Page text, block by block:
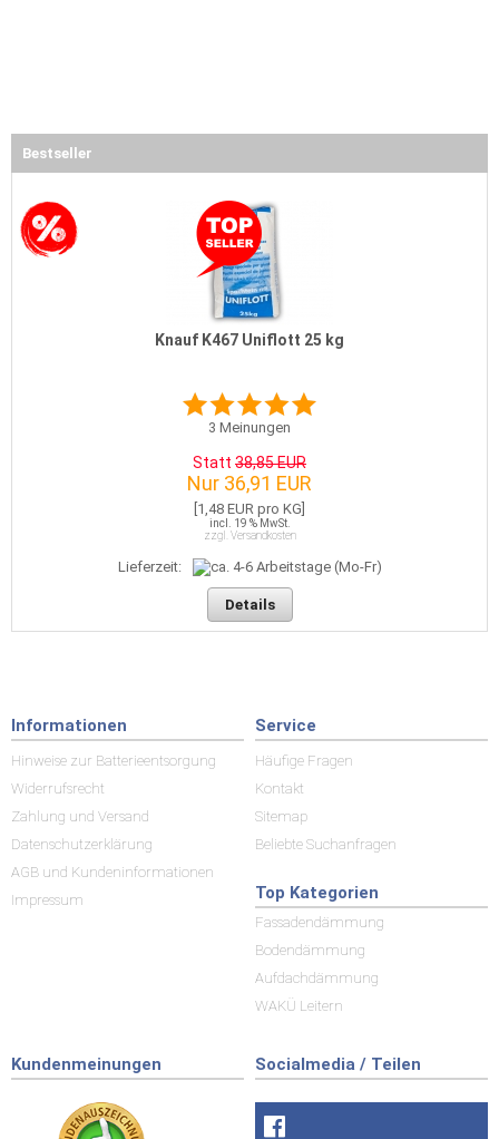
Bestseller
Knauf K467 Uniflott 25 kg
3 Meinungen
Statt 38,85 EUR
Nur 36,91 EUR
[1,48 EUR pro KG]
incl. 19 % MwSt.
zzgl. Versandkosten
Lieferzeit:
Details
Informationen
Hinweise zur Batterieentsorgung
Widerrufsrecht
Zahlung und Versand
Datenschutzerklärung
AGB und Kundeninformationen
Impressum
Service
Häufige Fragen
Kontakt
Sitemap
Beliebte Suchanfragen
Top Kategorien
Fassadendämmung
Bodendämmung
Aufdachdämmung
WAKÜ Leitern
Kundenmeinungen Socialmedia / Teilen